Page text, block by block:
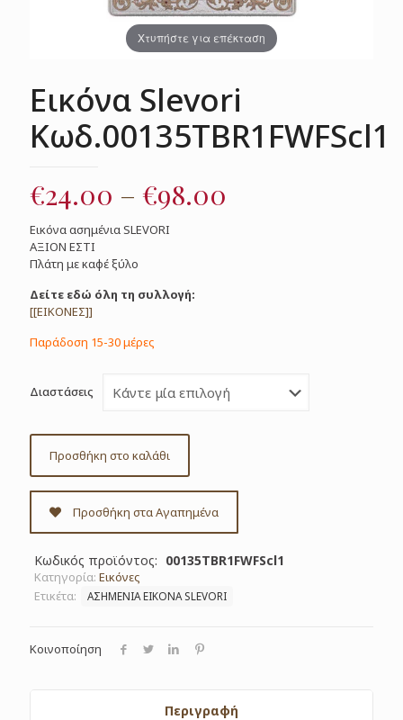
Χτυπήστε για επέκταση
Εικόνα Slevori
Κωδ.00135TBR1FWFScl1
€24.00 – €98.00
Εικόνα ασημένια SLEVORI
ΑΞΙΟΝ ΕΣΤΙ
Πλάτη με καφέ ξύλο
Δείτε εδώ όλη τη συλλογή:
[[ΕΙΚΟΝΕΣ]]
Παράδοση 15-30 μέρες
Διαστάσεις
Προσθήκη στο καλάθι
Προσθήκη στα Αγαπημένα
Κωδικός προϊόντος: 00135TBR1FWFScl1
Κατηγορία: Εικόνες
Ετικέτα:
ΑΣΗΜΕΝΙΑ ΕΙΚΟΝΑ SLEVORI
Κοινοποίηση
Περιγραφή